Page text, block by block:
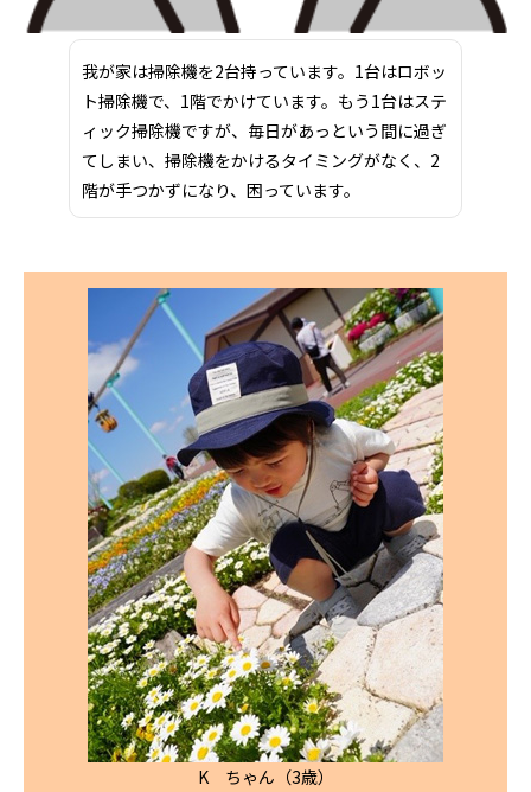
我が家は掃除機を2台持っています。1台はロボッ
ト掃除機で、1階でかけています。もう1台はステ
ィック掃除機ですが、毎日があっという間に過ぎ
てしまい、掃除機をかけるタイミングがなく、2
階が手つかずになり、困っています。
K ちゃん（3歳）